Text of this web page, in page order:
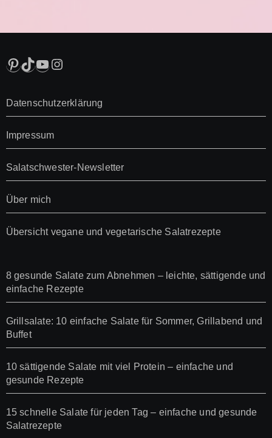
Pinterest
TikTok
YouTube
Instagram
Datenschutzerklärung
Impressum
Salatschwester-Newsletter
Über mich
Übersicht vegane und vegetarische Salatrezepte
8 gesunde Salate zum Abnehmen – leichte, sättigende und
einfache Rezepte
Grillsalate: 10 einfache Salate für Sommer, Grillabend und
Buffet
10 sättigende Salate mit viel Protein – einfache und
gesunde Rezepte
15 schnelle Salate für jeden Tag – einfache und gesunde
Salatrezepte